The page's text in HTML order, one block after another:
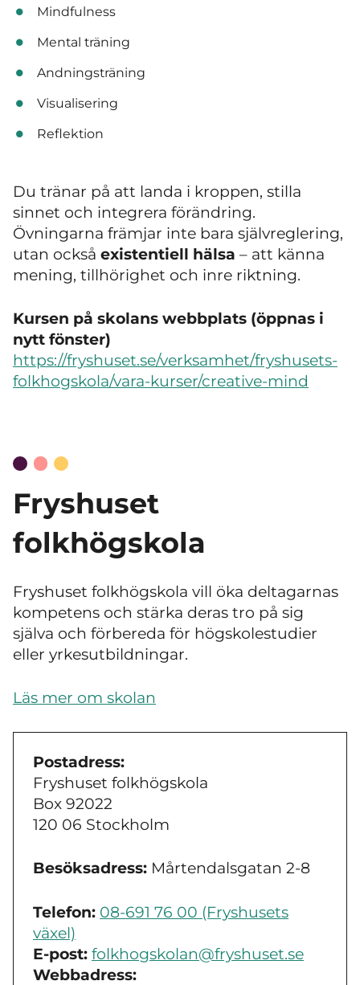
Mindfulness
Mental träning
Andningsträning
Visualisering
Reflektion
Du tränar på att landa i kroppen, stilla
sinnet och integrera förändring.
Övningarna främjar inte bara självreglering,
utan också existentiell hälsa – att känna
mening, tillhörighet och inre riktning.
Kursen på skolans webbplats (öppnas i
nytt fönster)
https://fryshuset.se/verksamhet/fryshusets-
folkhogskola/vara-kurser/creative-mind
Fryshuset
folkhögskola
Fryshuset folkhögskola vill öka deltagarnas
kompetens och stärka deras tro på sig
själva och förbereda för högskolestudier
eller yrkesutbildningar.
Läs mer om skolan
Postadress:
Fryshuset folkhögskola
Box 92022
120 06 Stockholm
Besöksadress: Mårtendalsgatan 2-8
Telefon: 08-691 76 00 (Fryshusets
växel)
E-post: folkhogskolan@fryshuset.se
Webbadress: